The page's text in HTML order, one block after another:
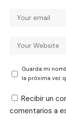
Guarda mi
la próxima vez
Recibir un
comentarios a